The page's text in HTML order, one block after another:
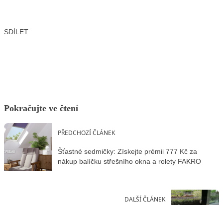
SDÍLET
Pokračujte ve čtení
PŘEDCHOZÍ ČLÁNEK
Šťastné sedmičky: Získejte prémii 777 Kč za
nákup balíčku střešního okna a rolety FAKRO
DALŠÍ ČLÁNEK